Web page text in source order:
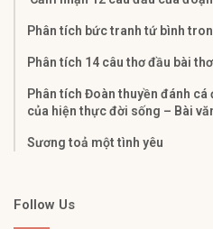
Phân tích bức tranh tứ bình
Phân tích 14 câu thơ đầu bài
Phân tích Đoàn thuyền đánh
của hiện thực đời sống – Bài
Sương toả một tình yêu
Follow Us